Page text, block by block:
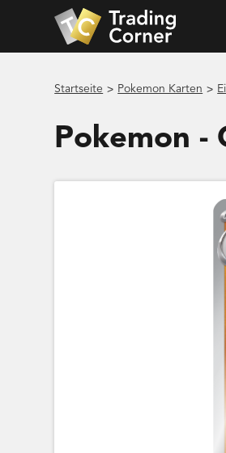
Startseite > Pokemon Karten >
Pokemon -